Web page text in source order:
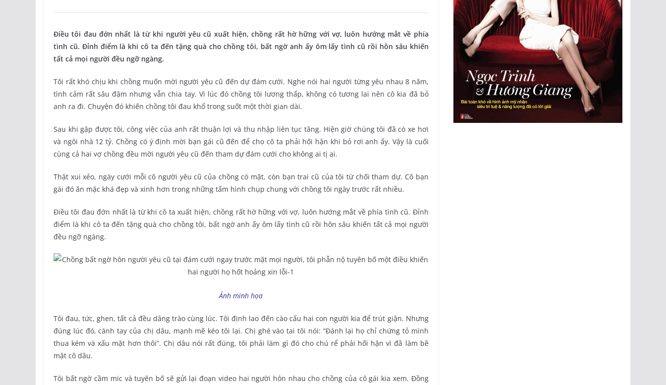
Điều tôi đau đớn nhất là từ khi người yêu cũ xuất hiện, chồng rất hờ hững với vợ, luôn hướng mắt về phía
tình cũ. Đỉnh điểm là khi cô ta đến tặng quà cho chồng tôi, bất ngờ anh ấy ôm lấy tình cũ rồi hôn sâu khiến
tất cả mọi người đều ngỡ ngàng.
Tôi rất khó chịu khi chồng muốn mời người yêu cũ đến dự đám cưới. Nghe nói hai người từng yêu nhau 8 năm,
tình cảm rất sâu đậm nhưng vẫn chia tay. Vì lúc đó chồng tôi lương thấp, không có tương lai nên cô kia đã bỏ
anh ra đi. Chuyện đó khiến chồng tôi đau khổ trong suốt một thời gian dài.
Sau khi gặp được tôi, công việc của anh rất thuận lợi và thu nhập liên tục tăng. Hiện giờ chúng tôi đã có xe hơi
và ngôi nhà 12 tỷ. Chồng có ý định mời bạn gái cũ đến để cho cô ta phải hối hận khi bỏ rơi anh ấy. Vậy là cuối
cùng cả hai vợ chồng đều mời người yêu cũ đến tham dự đám cưới cho không ai tị ai.
Thật xui xẻo, ngày cưới mỗi cô người yêu cũ của chồng có mặt, còn bạn trai cũ của tôi từ chối tham dự. Cô bạn
gái đó ăn mặc khá đẹp và xinh hơn trong những tấm hình chụp chung với chồng tôi ngày trước rất nhiều.
Điều tôi đau đớn nhất là từ khi cô ta xuất hiện, chồng rất hờ hững với vợ, luôn hướng mắt về phía tình cũ. Đỉnh
điểm là khi cô ta đến tặng quà cho chồng tôi, bất ngờ anh ấy ôm lấy tình cũ rồi hôn sâu khiến tất cả mọi người
đều ngỡ ngàng.
Ảnh minh họa
Tôi đau, tức, ghen, tất cả đều dâng trào cùng lúc. Tôi định lao đến cào cấu hai con người kia để trút giận. Nhưng
đúng lúc đó, cánh tay của chị dâu, mạnh mẽ kéo tôi lại. Chị ghé vào tai tôi nói: “Đánh lại họ chỉ chứng tỏ mình
thua kém và xấu mặt hơn thôi”. Chị dâu nói rất đúng, tôi phải làm gì đó cho chú rể phải hối hận vì đã làm bẽ
mặt cô dâu.
Tôi bất ngờ cầm mic và tuyên bố sẽ gửi lại đoạn video hai người hôn nhau cho chồng của cô gái kia xem. Đồng